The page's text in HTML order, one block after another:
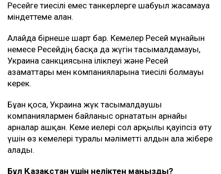
Ресейге тиесілі емес танкерлерге шабуыл жасамауға
міндеттеме алған.
Алайда бірнеше шарт бар. Кемелер Ресей мұнайын
немесе Ресейдің басқа да жүгін тасымалдамауы,
Украина санкциясына ілікпеуі және Ресей
азаматтары мен компанияларына тиесілі болмауы
керек.
Бұған қоса, Украина жүк тасымалдаушы
компаниялармен байланыс орнататын арнайы
арналар ашқан. Кеме иелері сол арқылы қауіпсіз өту
үшін өз кемелері туралы мәліметті алдын ала жібере
алады.
Бұл Қазақстан үшін неліктен маңызды?